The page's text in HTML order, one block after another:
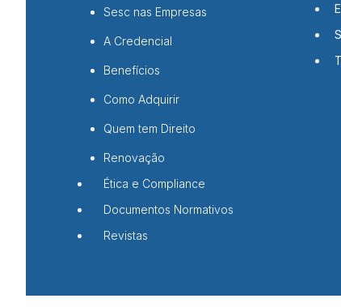
Sesc nas Empresas
A Credencial
Benefícios
Como Adquirir
Quem tem Direito
Renovação
Ética e Compliance
Documentos Normativos
Revistas